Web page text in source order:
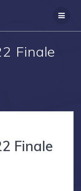
Finale
Finale